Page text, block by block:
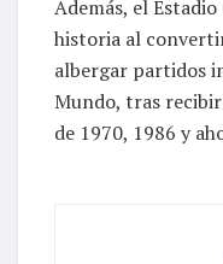
Además, el
historia al
albergar partidos
Mundo, tras
de 1970, 1986 y